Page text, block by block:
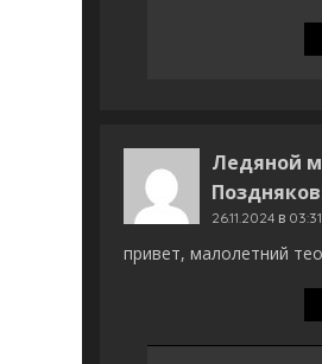
Ледяной
Поздняков
26.11.2024 в 03:31
привет, малолетний